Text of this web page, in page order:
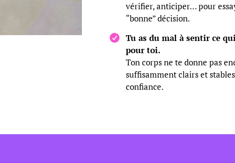
vérifier, anticiper… pour
“bonne” décision.
Tu as du mal à sentir ce
pour toi.
Ton corps ne te donne pas
suffisamment clairs et
confiance.